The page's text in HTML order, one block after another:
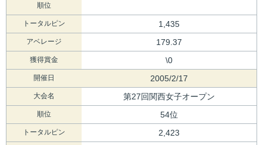
順位
トータルピン 1,435
アベレージ 179.37
獲得賞金 \0
開催日 2005/2/17
大会名 第27回関西女子オープン
順位 54位
トータルピン 2,423